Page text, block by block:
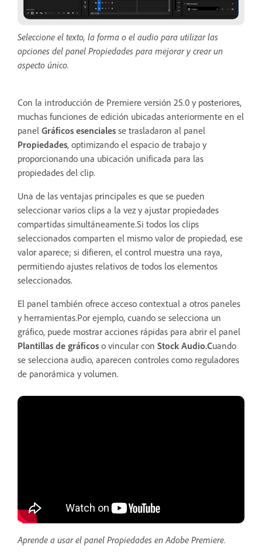
Seleccione el texto, la forma o el audio para utilizar las
opciones del panel Propiedades para mejorar y crear un
aspecto único.
Con la introducción de Premiere versión 25.0 y posteriores,
muchas funciones de edición ubicadas anteriormente en el
panel Gráficos esenciales se trasladaron al panel
Propiedades, optimizando el espacio de trabajo y
proporcionando una ubicación unificada para las
propiedades del clip.
Una de las ventajas principales es que se pueden
seleccionar varios clips a la vez y ajustar propiedades
compartidas simultáneamente.Si todos los clips
seleccionados comparten el mismo valor de propiedad, ese
valor aparece; si difieren, el control muestra una raya,
permitiendo ajustes relativos de todos los elementos
seleccionados.
El panel también ofrece acceso contextual a otros paneles
y herramientas.Por ejemplo, cuando se selecciona un
gráfico, puede mostrar acciones rápidas para abrir el panel
Plantillas de gráficos o vincular con Stock Audio.Cuando
se selecciona audio, aparecen controles como reguladores
de panorámica y volumen.
Aprende a usar el panel Propiedades en Adobe Premiere.